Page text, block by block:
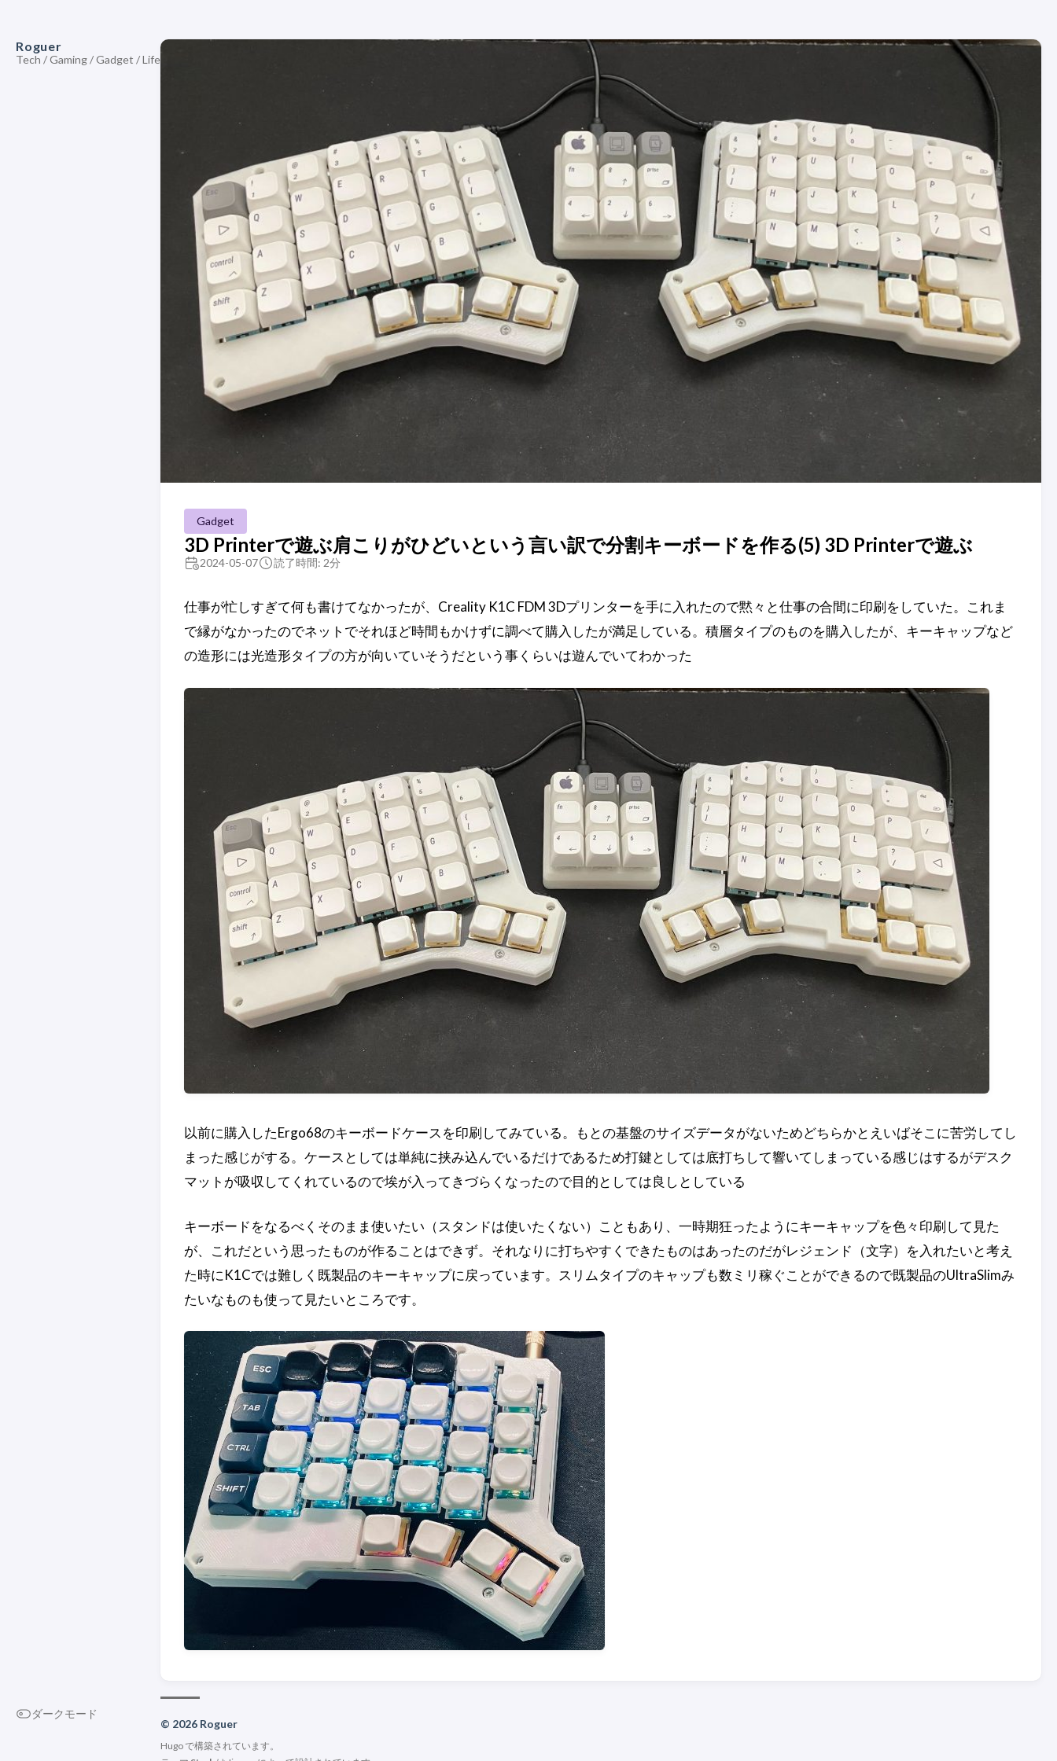
Roguer
Tech / Gaming / Gadget / Life
ダークモード
Gadget
3D Printerで遊ぶ肩こりがひどいという言い訳で分割キーボードを作る(5) 3D Printerで遊ぶ
2024-05-07 読了時間: 2分
仕事が忙しすぎて何も書けてなかったが、Creality K1C FDM 3Dプリンターを手に入れたので黙々と仕事の合間に印刷をしていた。これま
で縁がなかったのでネットでそれほど時間もかけずに調べて購入したが満足している。積層タイプのものを購入したが、キーキャップなど
の造形には光造形タイプの方が向いていそうだという事くらいは遊んでいてわかった
以前に購入したErgo68のキーボードケースを印刷してみている。もとの基盤のサイズデータがないためどちらかとえいばそこに苦労してし
まった感じがする。ケースとしては単純に挟み込んでいるだけであるため打鍵としては底打ちして響いてしまっている感じはするがデスク
マットが吸収してくれているので埃が入ってきづらくなったので目的としては良しとしている
キーボードをなるべくそのまま使いたい（スタンドは使いたくない）こともあり、一時期狂ったようにキーキャップを色々印刷して見た
が、これだという思ったものが作ることはできず。それなりに打ちやすくできたものはあったのだがレジェンド（文字）を入れたいと考え
た時にK1Cでは難しく既製品のキーキャップに戻っています。スリムタイプのキャップも数ミリ稼ぐことができるので既製品のUltraSlimみ
たいなものも使って見たいところです。
© 2026 Roguer
Hugoで構築されています。